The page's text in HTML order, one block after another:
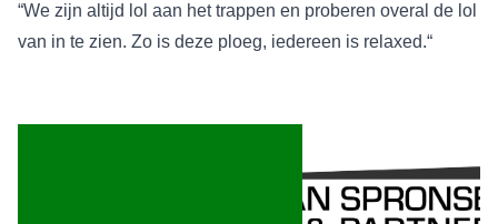
“We zijn altijd lol aan het trappen en proberen overal de lol
van in te zien. Zo is deze ploeg, iedereen is relaxed.“